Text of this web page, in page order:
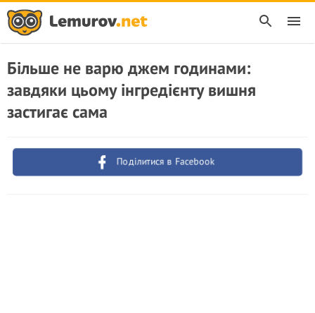
Більше не варю джем годинами:
завдяки цьому інгредієнту вишня
застигає сама
Поділитися в Facebook